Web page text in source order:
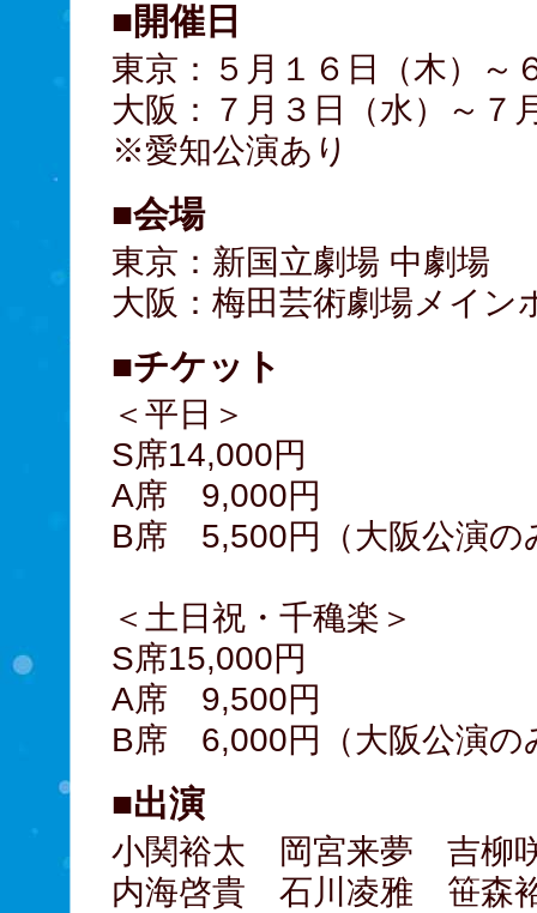
■開催日
東京：５月１６日（木）～
大阪：７月３日（水）～７
※愛知公演あり
■会場
東京：新国立劇場 中劇場
大阪：梅田芸術劇場メイン
■チケット
＜平日＞
S席14,000円
A席 9,000円
B席 5,500円（大阪公演の
＜土日祝・千穐楽＞
S席15,000円
A席 9,500円
B席 6,000円（大阪公演の
■出演
小関裕太 岡宮来夢 吉柳
内海啓貴 石川凌雅 笹森